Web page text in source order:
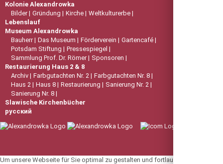
Kolonie Alexandrowka
Bilder
Gründung Kirche
Weltkulturerbe
Lebenslauf
Museum Alexandrowka
Bauherr
Das Museum Förderverein
Gartencafé
Potsdam Stiftung
Pressespiegel
Sammlung Prof. Dr. Römer
Sponsoren
Restaurierung Haus 2 & 8
Archiv
Farbgutachten Nr. 2
Farbgutachten Nr. 8
Haus 2
Haus 8 Restaurierung
Sanierung Nr. 2
Sanierung Nr. 8
Slawische Kirchenbücher
русский
Um unsere Webseite für Sie optimal zu gestalten und fortlaufend verbessern